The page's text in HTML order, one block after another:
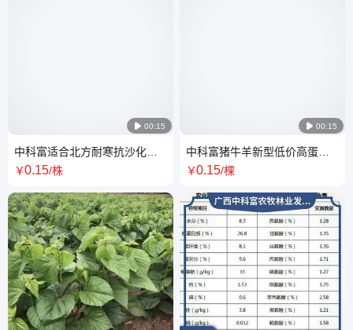
 00:15
中科富适合北方耐寒抗沙化盐
碱地防风沙桑树种苗
￥0.15/株
 00:15
中科富猪牛羊新型低价高蛋白
生态饲料桑树苗
￥0.15/棵